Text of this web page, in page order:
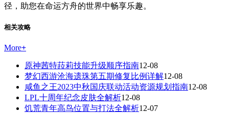
径，助您在命运方舟的世界中畅享乐趣。
相关攻略
More+
原神茜特菈莉技能升级顺序指南12-08
梦幻西游沧海遗珠第五期修复比例详解12-08
咸鱼之王2023中秋国庆联动活动资源规划指南12-08
LPL十周年纪念皮肤全解析12-08
饥荒青年高鸟位置与打法全解析12-07